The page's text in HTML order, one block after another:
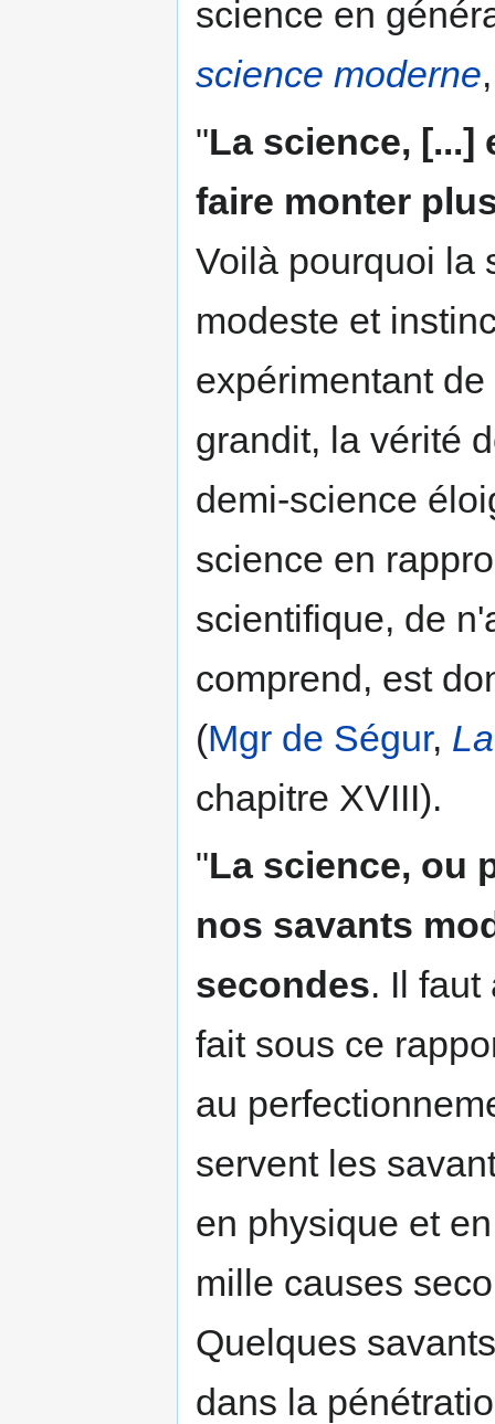
science en
science moderne
"La science, [...]
faire monter
Voilà pourquoi la
modeste et
expérimentant
grandit, la vérité
demi-science
science en
scientifique, de
comprend, est
(Mgr de Ségur,
chapitre XVIII).
"La science, ou
nos savants
secondes. Il
fait sous ce
au
servent les
en physique et
mille causes
Quelques
dans la